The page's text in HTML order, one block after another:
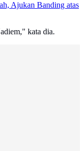
Ajukan Banding atas
kata dia.